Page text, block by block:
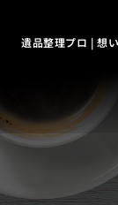
遺品整理プロ | 想